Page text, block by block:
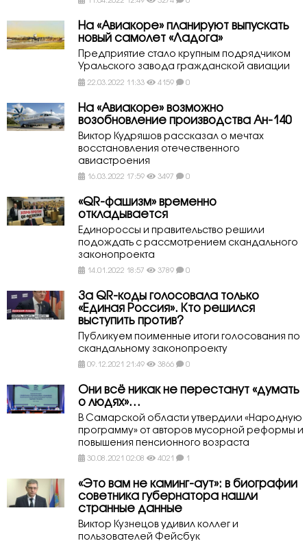
На «Авиакоре» планируют выпускать
новый самолет «Ладога»
Предприятие стало крупным подрядчиком
Уральского завода гражданской авиации
22.03.2022 11:33 4159 0
На «Авиакоре» возможно
возобновление производства Ан-140
Виктор Кудряшов рассказал о мечтах
восстановления отечественного
авиастроения
16.03.2022 17:59 3497 0
«QR-фашизм» временно
откладывается
Единороссы и правительство решили
подождать с рассмотрением скандального
законопроекта
14.01.2022 18:57 3789 0
За QR-коды голосовала только
«Единая Россия». Кто решился
выступить против?
Публикуем поименные итоги голосования по
скандальному законопроекту
09.12.2021 21:49 3866 0
Они всё никак не перестанут «думать
о людях»…
В Самарской области утвердили «Народную
программу» от авторов мусорной реформы и
повышения пенсионного возраста
30.08.2021 02:08 4021 1
«Это вам не каминг-аут»: в биографии
советника губернатора нашли
странные данные
Виктор Кузнецов удивил коллег и
пользователей Фейсбук